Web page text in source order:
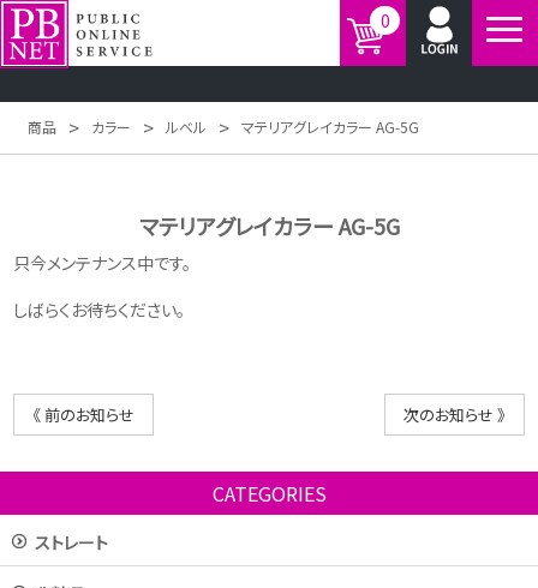
0
商品 > カラー > ルベル > マテリアグレイカラー AG-5G
マテリアグレイカラー AG-5G
只今メンテナンス中です。
しばらくお待ちください。
《 前のお知らせ 次のお知らせ 》
CATEGORIES
ストレート